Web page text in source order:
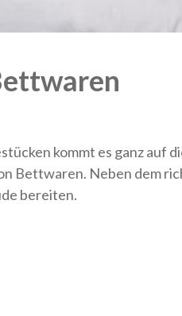
kommt es ganz auf
Bettwaren. Neben dem
bereiten.